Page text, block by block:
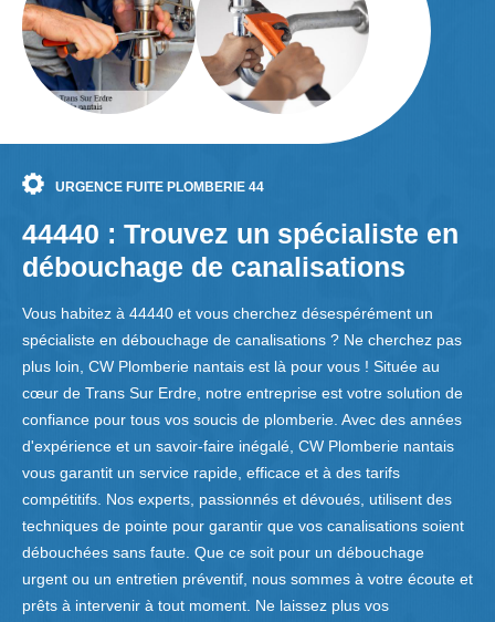
URGENCE FUITE PLOMBERIE 44
44440 : Trouvez un spécialiste en
débouchage de canalisations
Vous habitez à 44440 et vous cherchez désespérément un
spécialiste en débouchage de canalisations ? Ne cherchez pas
plus loin, CW Plomberie nantais est là pour vous ! Située au
cœur de Trans Sur Erdre, notre entreprise est votre solution de
confiance pour tous vos soucis de plomberie. Avec des années
d'expérience et un savoir-faire inégalé, CW Plomberie nantais
vous garantit un service rapide, efficace et à des tarifs
compétitifs. Nos experts, passionnés et dévoués, utilisent des
techniques de pointe pour garantir que vos canalisations soient
débouchées sans faute. Que ce soit pour un débouchage
urgent ou un entretien préventif, nous sommes à votre écoute et
prêts à intervenir à tout moment. Ne laissez plus vos